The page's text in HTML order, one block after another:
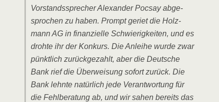
Vor­stands­spre­cher Alex­an­der Poc­say abge­
spro­chen zu haben. Prompt geriet die Holz­
mann AG in finan­zi­el­le Schwie­rig­kei­ten, und es
droh­te ihr der Kon­kurs. Die Anlei­he wur­de zwar
pünkt­lich zurück­ge­zahlt, aber die Deut­sche
Bank rief die Über­wei­sung sofort zurück. Die
Bank lehn­te natür­lich jede Ver­ant­wor­tung für
die Fehl­be­ra­tung ab, und wir sahen bereits das